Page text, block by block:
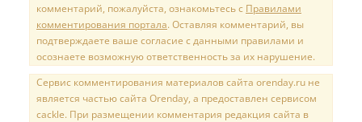
комментарий, пожалуйста, ознакомьтесь с Правилами
комментирования портала. Оставляя комментарий, вы
подтверждаете ваше согласие с данными правилами и
осознаете возможную ответственность за их нарушение.
Сервис комментирования материалов сайта orenday.ru не
является частью сайта Orenday, а предоставлен сервисом
cackle. При размещении комментария редакция сайта в